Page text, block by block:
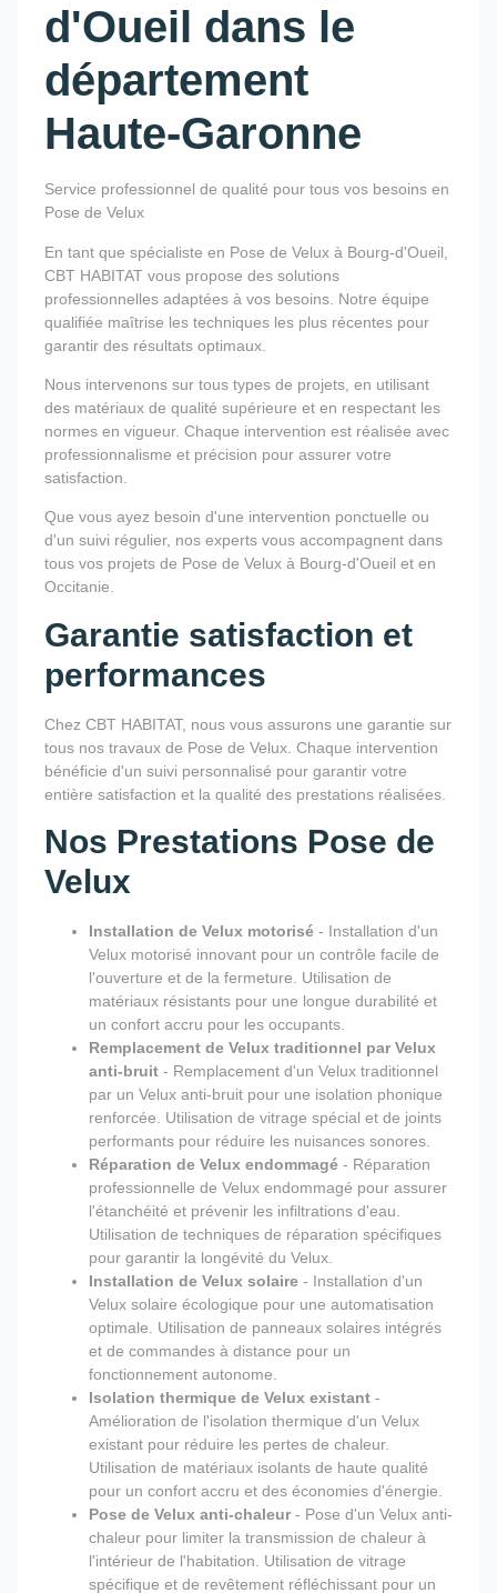
d'Oueil dans le
département
Haute-Garonne
Service professionnel de qualité pour tous vos besoins en
Pose de Velux
En tant que spécialiste en Pose de Velux à Bourg-d'Oueil,
CBT HABITAT vous propose des solutions
professionnelles adaptées à vos besoins. Notre équipe
qualifiée maîtrise les techniques les plus récentes pour
garantir des résultats optimaux.
Nous intervenons sur tous types de projets, en utilisant
des matériaux de qualité supérieure et en respectant les
normes en vigueur. Chaque intervention est réalisée avec
professionnalisme et précision pour assurer votre
satisfaction.
Que vous ayez besoin d'une intervention ponctuelle ou
d'un suivi régulier, nos experts vous accompagnent dans
tous vos projets de Pose de Velux à Bourg-d'Oueil et en
Occitanie.
Garantie satisfaction et
performances
Chez CBT HABITAT, nous vous assurons une garantie sur
tous nos travaux de Pose de Velux. Chaque intervention
bénéficie d'un suivi personnalisé pour garantir votre
entière satisfaction et la qualité des prestations réalisées.
Nos Prestations Pose de
Velux
Installation de Velux motorisé - Installation d'un
Velux motorisé innovant pour un contrôle facile de
l'ouverture et de la fermeture. Utilisation de
matériaux résistants pour une longue durabilité et
un confort accru pour les occupants.
Remplacement de Velux traditionnel par Velux
anti-bruit - Remplacement d'un Velux traditionnel
par un Velux anti-bruit pour une isolation phonique
renforcée. Utilisation de vitrage spécial et de joints
performants pour réduire les nuisances sonores.
Réparation de Velux endommagé - Réparation
professionnelle de Velux endommagé pour assurer
l'étanchéité et prévenir les infiltrations d'eau.
Utilisation de techniques de réparation spécifiques
pour garantir la longévité du Velux.
Installation de Velux solaire - Installation d'un
Velux solaire écologique pour une automatisation
optimale. Utilisation de panneaux solaires intégrés
et de commandes à distance pour un
fonctionnement autonome.
Isolation thermique de Velux existant -
Amélioration de l'isolation thermique d'un Velux
existant pour réduire les pertes de chaleur.
Utilisation de matériaux isolants de haute qualité
pour un confort accru et des économies d'énergie.
Pose de Velux anti-chaleur- Pose d'un Velux anti-
chaleur pour limiter la transmission de chaleur à
l'intérieur de l'habitation. Utilisation de vitrage
spécifique et de revêtement réfléchissant pour un